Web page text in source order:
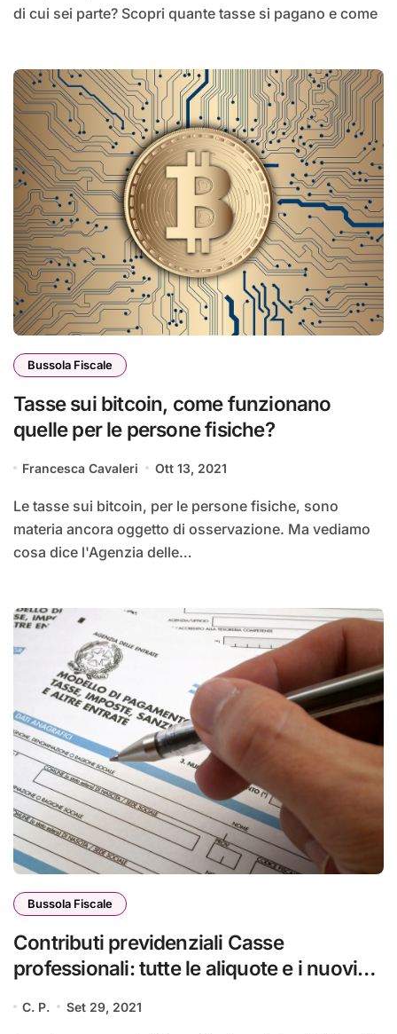
di cui sei parte? Scopri quante tasse si pagano e come
Bussola Fiscale
Tasse sui bitcoin, come funzionano
quelle per le persone fisiche?
Francesca Cavaleri Ott 13, 2021
Le tasse sui bitcoin, per le persone fisiche, sono
materia ancora oggetto di osservazione. Ma vediamo
cosa dice l'Agenzia delle…
Bussola Fiscale
Contributi previdenziali Casse
professionali: tutte le aliquote e i nuovi
C. P. Set 29, 2021